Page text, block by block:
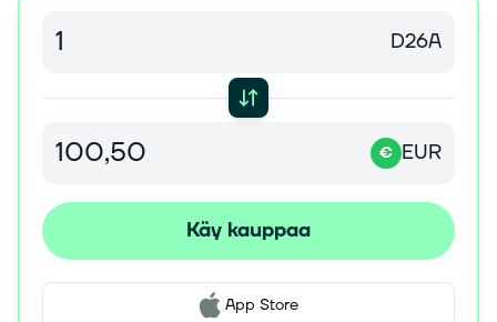
D26A
€ EUR
Käy kauppaa
App Store